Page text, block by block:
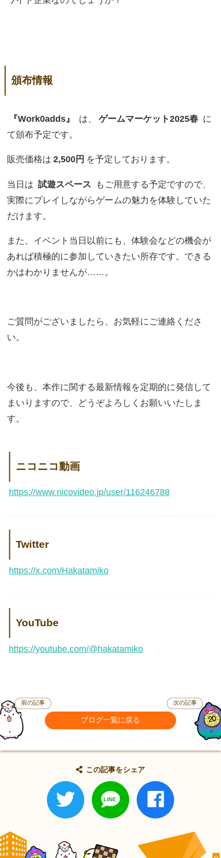
頒布情報
『Work0adds』 は、 ゲームマーケット2025春 に
て頒布予定です。
販売価格は 2,500円 を予定しております。
当日は 試遊スペース
もご用意する予定ですので、
実際にプレイしながらゲームの魅力を体験していた
だけます。
また、イベント当日以前にも、体験会などの機会が
あれば積極的に参加していきたい所存です。できる
かはわかりませんが……。
ご質問がございましたら、お気軽にご連絡くださ
い。
今後も、本作に関する最新情報を定期的に発信して
まいりますので、どうぞよろしくお願いいたしま
す。
ニコニコ動画
https://www.nicovideo.jp/user/116246788
Twitter
https://x.com/Hakatamiko
YouTube
https://youtube.com/@hakatamiko
前の記事
ブログ一覧に戻る
次の記事
この記事をシェア